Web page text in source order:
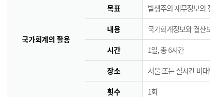
국가회계의 활용
목표 발생주의 재무정보의 정
내용 국가회계정보와 결산보
시간 1일, 총 6시간
장소 서울 또는 실시간 비대
횟수 1회